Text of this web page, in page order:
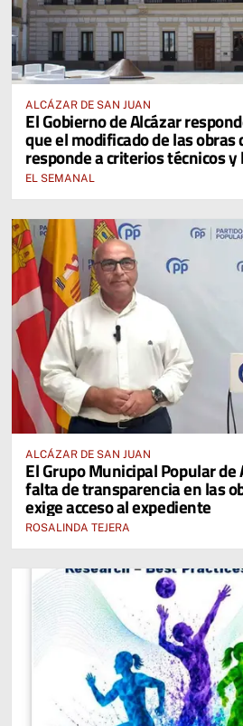
ALCÁZAR DE SAN JUAN
El Gobierno de Alcázar
que el modificado de las obras
responde a criterios técnicos y
EL SEMANAL
ALCÁZAR DE SAN JUAN
El Grupo Municipal Popular
falta de transparencia en las
exige acceso al expediente
ROSALINDA TEJERA